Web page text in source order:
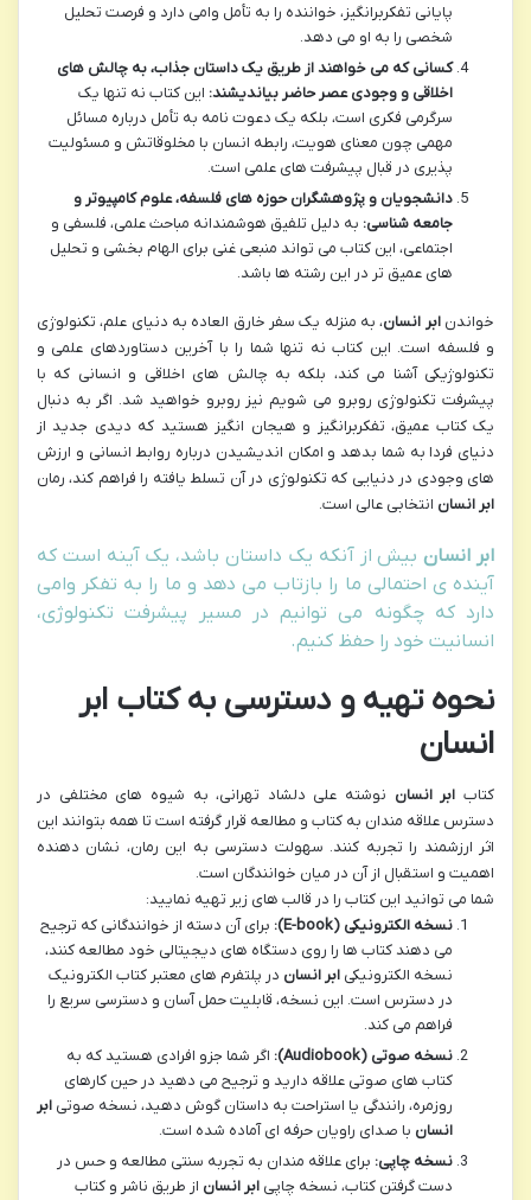
پایانی تفکربرانگیز، خواننده را به تأمل وامی دارد و فرصت تحلیل
شخصی را به او می دهد.
کسانی که می خواهند از طریق یک داستان جذاب، به چالش های
اخلاقی و وجودی عصر حاضر بیاندیشند: این کتاب نه تنها یک
سرگرمی فکری است، بلکه یک دعوت نامه به تأمل درباره مسائل
مهمی چون معنای هویت، رابطه انسان با مخلوقاتش و مسئولیت
پذیری در قبال پیشرفت های علمی است.
دانشجویان و پژوهشگران حوزه های فلسفه، علوم کامپیوتر و
جامعه شناسی: به دلیل تلفیق هوشمندانه مباحث علمی، فلسفی و
اجتماعی، این کتاب می تواند منبعی غنی برای الهام بخشی و تحلیل
های عمیق تر در این رشته ها باشد.
خواندنابر انسان، به منزله یک سفر خارق العاده به دنیای علم، تکنولوژی
و فلسفه است. این کتاب نه تنها شما را با آخرین دستاوردهای علمی و
تکنولوژیکی آشنا می کند، بلکه به چالش های اخلاقی و انسانی که با
پیشرفت تکنولوژی روبرو می شویم نیز روبرو خواهید شد. اگر به دنبال
یک کتاب عمیق، تفکربرانگیز و هیجان انگیز هستید که دیدی جدید از
دنیای فردا به شما بدهد و امکان اندیشیدن درباره روابط انسانی و ارزش
های وجودی در دنیایی که تکنولوژی در آن تسلط یافته را فراهم کند، رمان
ابر انسان انتخابی عالی است.
ابر انسانبیش از آنکه یک داستان باشد، یک آینه است که
آینده ی احتمالی ما را بازتاب می دهد و ما را به تفکر وامی
دارد که چگونه می توانیم در مسیر پیشرفت تکنولوژی،
انسانیت خود را حفظ کنیم.
نحوه تهیه و دسترسی به کتاب ابر
انسان
کتاب ابر انسان نوشته علی دلشاد تهرانی، به شیوه های مختلفی در
دسترس علاقه مندان به کتاب و مطالعه قرار گرفته است تا همه بتوانند این
اثر ارزشمند را تجربه کنند. سهولت دسترسی به این رمان، نشان دهنده
اهمیت و استقبال از آن در میان خوانندگان است.
شما می توانید این کتاب را در قالب های زیر تهیه نمایید:
نسخه الکترونیکی (E-book):
برای آن دسته از خوانندگانی که ترجیح
می دهند کتاب ها را روی دستگاه های دیجیتالی خود مطالعه کنند،
نسخه الکترونیکی ابر انسان در پلتفرم های معتبر کتاب الکترونیک
در دسترس است. این نسخه، قابلیت حمل آسان و دسترسی سریع را
فراهم می کند.
نسخه صوتی (Audiobook):
اگر شما جزو افرادی هستید که به
کتاب های صوتی علاقه دارید و ترجیح می دهید در حین کارهای
روزمره، رانندگی یا استراحت به داستان گوش دهید، نسخه صوتی ابر
انسان با صدای راویان حرفه ای آماده شده است.
نسخه چاپی: برای علاقه مندان به تجربه سنتی مطالعه و حس در
دست گرفتن کتاب، نسخه چاپی ابر انسان از طریق ناشر و کتاب